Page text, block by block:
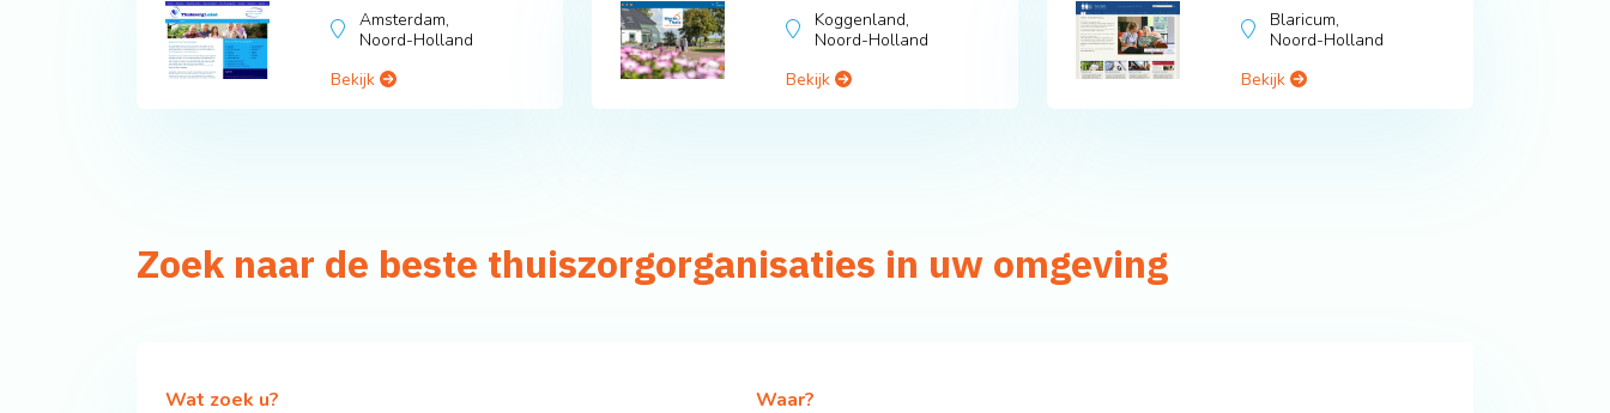
Amsterdam,
Noord-Holland
Bekijk
Koggenland,
Noord-Holland
Bekijk
Blaricum,
Noord-Holland
Bekijk
Zoek naar de beste thuiszorgorganisaties in uw omgeving
Wat zoek u? Waar?